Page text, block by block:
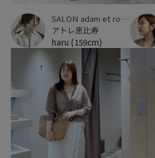
SALON adam et ropé
アトレ恵比寿
haru (159cm)